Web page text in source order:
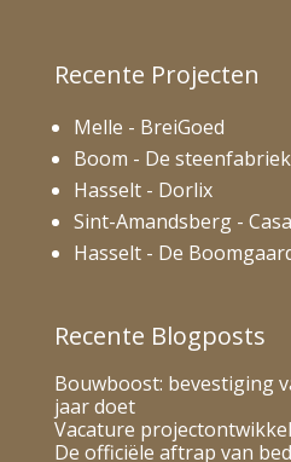
Recente Projecten
Melle - BreiGoed
Boom - De steenfabriek
Hasselt - Dorlix
Sint-Amandsberg -
Hasselt - De
Recente Blogposts
Bouwboost: bevestiging
jaar doet
Vacature
De officiële aftrap van